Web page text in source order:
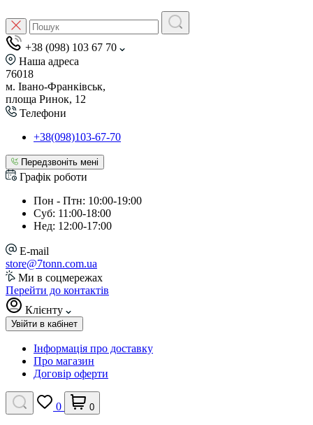
+38 (098) 103 67 70
Наша адреса
76018
м. Івано-Франківськ,
площа Ринок, 12
Телефони
+38(098)103-67-70
Передзвоніть мені
Графік роботи
Пон - Птн: 10:00-19:00
Суб: 11:00-18:00
Нед: 12:00-17:00
E-mail
store@7tonn.com.ua
Ми в соцмережах
Перейти до контактів
Клієнту
Увійти в кабінет
Інформація про доставку
Про магазин
Договір оферти
0 0